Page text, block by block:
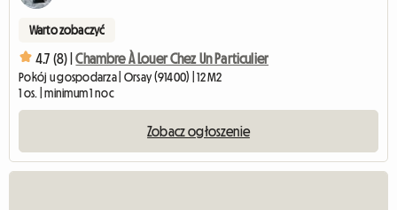
Warto zobaczyć
4.7 (8) | Chambre À Louer Chez Un Particulier
Pokój u gospodarza | Orsay (91400) | 12 M2
1 os. | minimum 1 noc
Zobacz ogłoszenie